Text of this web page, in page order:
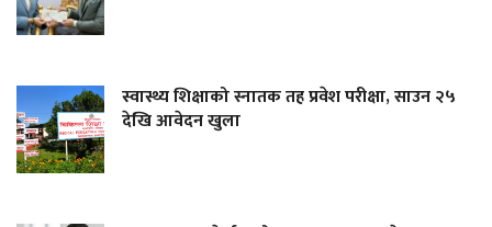
स्वास्थ्य शिक्षाको स्नातक तह प्रवेश परीक्षा, साउन २५
देखि आवेदन खुला